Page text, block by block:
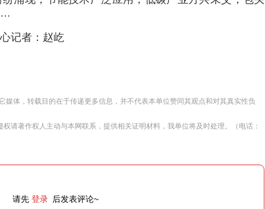
记者：赵屹
媒体，转载目的在于传递更多信息，并不代表本单位赞同其观点和对其真实性负
请著作权人主动与本网联系，提供相关证明材料，我单位将及时处理。（电话：
请先 登录 后发表评论~